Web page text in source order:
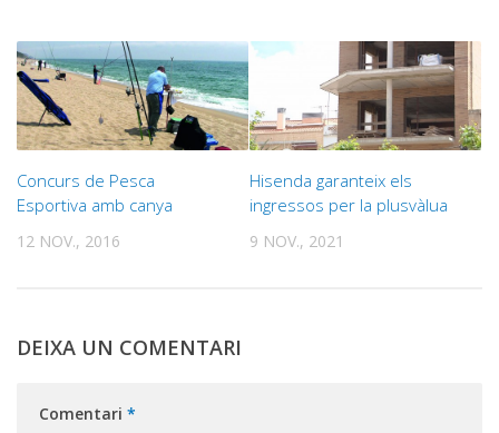
Concurs de Pesca
Esportiva amb canya
12 NOV., 2016
Hisenda garanteix els
ingressos per la plusvàlua
9 NOV., 2021
DEIXA UN COMENTARI
Comentari *